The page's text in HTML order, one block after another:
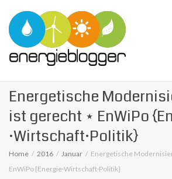
Energetische
ist gerecht ⋆ EnWiPo
·Wirtschaft·Politik}
Home 2016 Januar
Energetische
EnWiPo {Energie­·Wirtschaft·Politik}